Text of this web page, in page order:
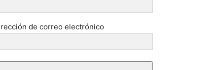
de correo electrónico